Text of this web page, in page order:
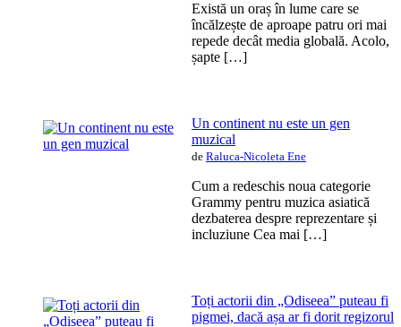
Există un oraș în lume care se
încălzește de aproape patru ori mai
repede decât media globală. Acolo,
șapte […]
Un continent nu este un gen
muzical
de Raluca-Nicoleta Ene
Cum a redeschis noua categorie
Grammy pentru muzica asiatică
dezbaterea despre reprezentare și
incluziune Cea mai […]
Toți actorii din „Odiseea” puteau fi
pigmei, dacă așa ar fi dorit regizorul